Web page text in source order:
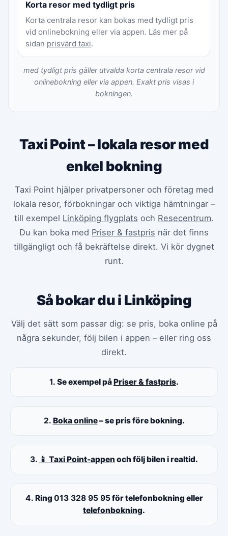
Korta resor med tydligt pris
Korta centrala resor kan bokas med tydligt pris
vid onlinebokning eller via appen. Läs mer på
sidan prisvärd taxi.
med tydligt pris gäller utvalda korta centrala resor vid
onlinebokning eller via appen. Exakt pris visas i
bokningen.
Taxi Point – lokala resor med
enkel bokning
Taxi Point hjälper privatpersoner och företag med
lokala resor, förbokningar och viktiga hämtningar –
till exempel Linköping flygplats och Resecentrum.
Du kan boka med Priser & fastpris när det finns
tillgängligt och få bekräftelse direkt. Vi kör dygnet
runt.
Så bokar du i Linköping
Välj det sätt som passar dig: se pris, boka online på
några sekunder, följ bilen i appen – eller ring oss
direkt.
1. Se exempel påPriser & fastpris.
2. Boka online– se pris före bokning.
3. 📱 Taxi Point-appen och följ bilen i realtid.
4. Ring 013 328 95 95för telefonbokning eller
telefonbokning.